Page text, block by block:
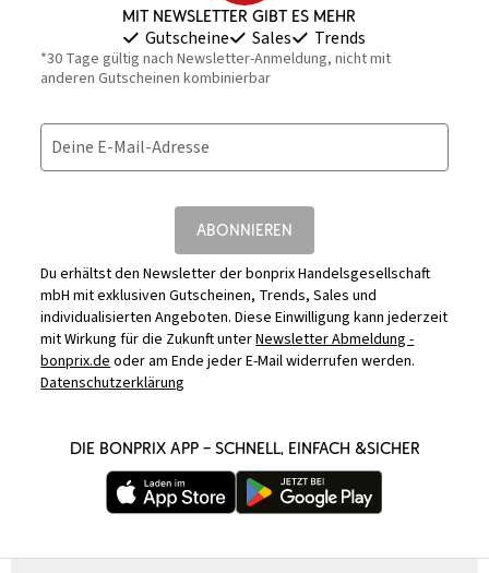
Mit Newsletter gibt es mehr
Gutscheine Sales Trends
*30 Tage gültig nach Newsletter-Anmeldung, nicht mit
anderen Gutscheinen kombinierbar
Deine E-Mail-Adresse
ABONNIEREN
Du erhältst den Newsletter der bonprix Handelsgesellschaft
mbH mit exklusiven Gutscheinen, Trends, Sales und
individualisierten Angeboten. Diese Einwilligung kann jederzeit
mit Wirkung für die Zukunft unterNewsletter Abmeldung -
bonprix.deoder am Ende jeder E-Mail widerrufen werden.
Datenschutzerklärung
DIE BONPRIX APP – SCHNELL, EINFACH &SICHER